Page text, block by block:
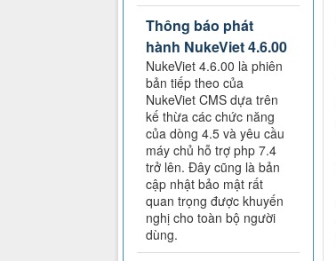
Thông báo phát
hành NukeViet 4.6.00
NukeViet 4.6.00 là phiên
bản tiếp theo của
NukeViet CMS dựa trên
kế thừa các chức năng
của dòng 4.5 và yêu cầu
máy chủ hỗ trợ php 7.4
trở lên. Đây cũng là bản
cập nhật bảo mật rất
quan trọng được khuyến
nghị cho toàn bộ người
dùng.